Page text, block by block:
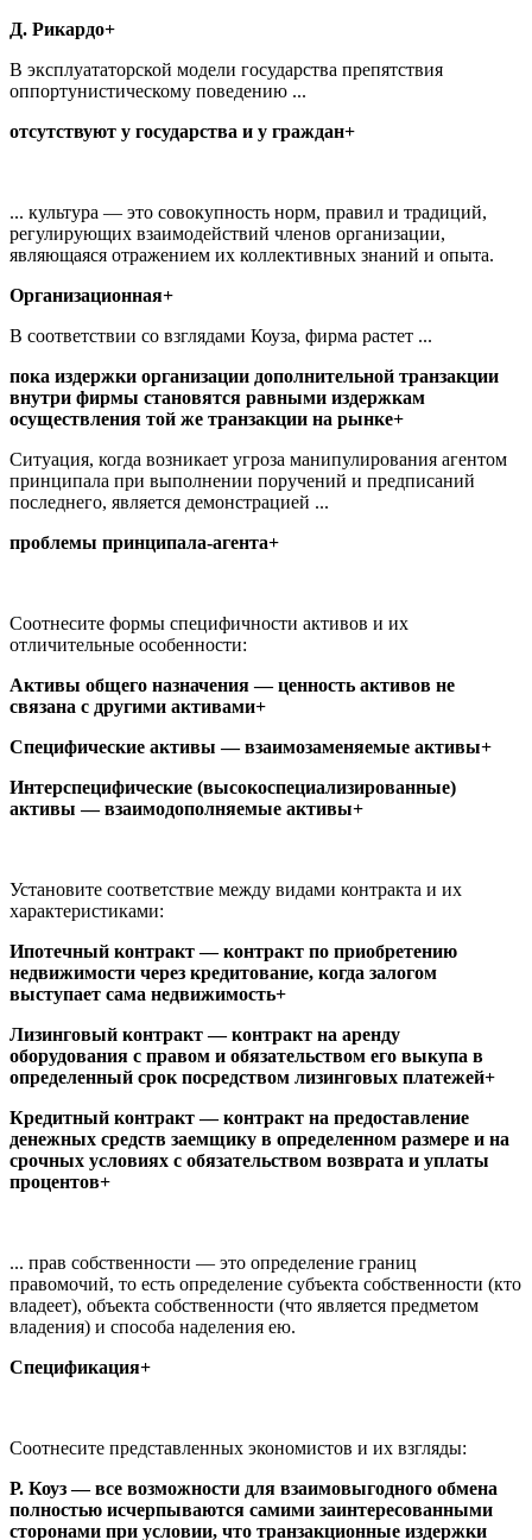
Д. Рикардо+
В эксплуататорской модели государства препятствия
оппортунистическому поведению ...
отсутствуют у государства и у граждан+
... культура — это совокупность норм, правил и традиций,
регулирующих взаимодействий членов организации,
являющаяся отражением их коллективных знаний и опыта.
Организационная+
В соответствии со взглядами Коуза, фирма растет ...
пока издержки организации дополнительной транзакции
внутри фирмы становятся равными издержкам
осуществления той же транзакции на рынке+
Ситуация, когда возникает угроза манипулирования агентом
принципала при выполнении поручений и предписаний
последнего, является демонстрацией ...
проблемы принципала-агента+
Соотнесите формы специфичности активов и их
отличительные особенности:
Активы общего назначения — ценность активов не
связана с другими активами+
Специфические активы — взаимозаменяемые активы+
Интерспецифические (высокоспециализированные)
активы — взаимодополняемые активы+
Установите соответствие между видами контракта и их
характеристиками:
Ипотечный контракт — контракт по приобретению
недвижимости через кредитование, когда залогом
выступает сама недвижимость+
Лизинговый контракт — контракт на аренду
оборудования с правом и обязательством его выкупа в
определенный срок посредством лизинговых платежей+
Кредитный контракт — контракт на предоставление
денежных средств заемщику в определенном размере и на
срочных условиях с обязательством возврата и уплаты
процентов+
... прав собственности — это определение границ
правомочий, то есть определение субъекта собственности (кто
владеет), объекта собственности (что является предметом
владения) и способа наделения ею.
Спецификация+
Соотнесите представленных экономистов и их взгляды:
Р. Коуз — все возможности для взаимовыгодного обмена
полностью исчерпываются самими заинтересованными
сторонами при условии, что транзакционные издержки